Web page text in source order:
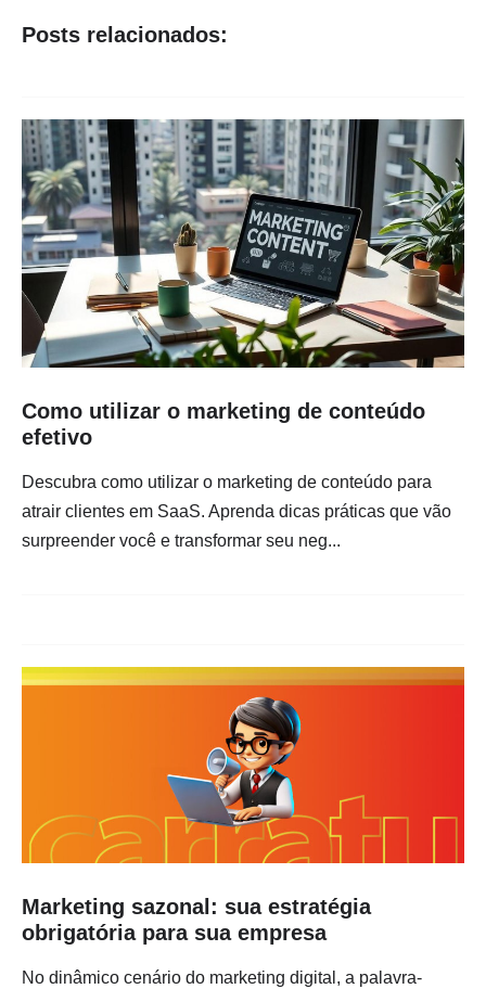
Posts relacionados:
Como utilizar o marketing de conteúdo
efetivo
Descubra como utilizar o marketing de conteúdo para
atrair clientes em SaaS. Aprenda dicas práticas que vão
surpreender você e transformar seu neg...
Marketing sazonal: sua estratégia
obrigatória para sua empresa
No dinâmico cenário do marketing digital, a palavra-